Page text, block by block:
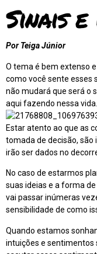
Sinais
Por Teiga Júnior
O tema é bem extenso
como você sente esses
não mudará que será o
aqui fazendo nessa vida.
Estar atento ao que as
tomada de decisão, são
irão ser dados no
No caso de estarmos
suas ideias e a forma
vai passar inúmeras
sensibilidade de como
Quando estamos
intuições e sentimentos